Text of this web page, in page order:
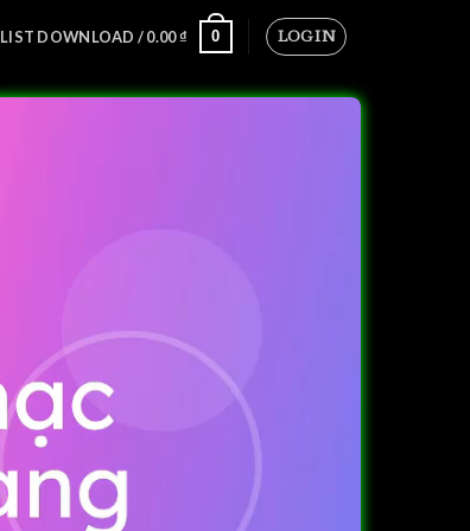
LIST DOWNLOAD /0.00₫ 0 LOGIN